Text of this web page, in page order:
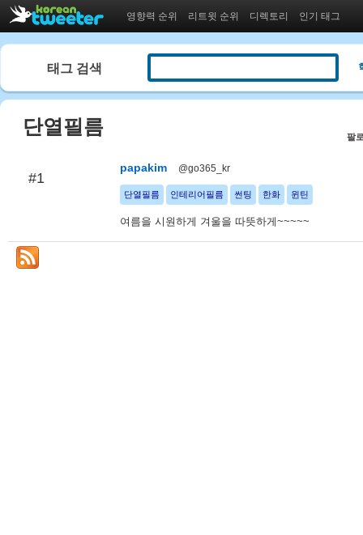
영향력 순위 리트윗 순위 디렉토리 인기 태그
태그 검색
단열필름 팔
#1
papakim @go365_kr
단열필름 인테리어필름 썬팅 한화 윈틴
여름을 시원하게 겨울을 따뜻하게~~~~~